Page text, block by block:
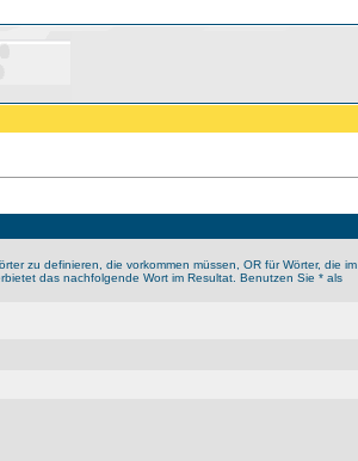
zu definieren, die vorkommen müssen, OR für Wörter, die im
das nachfolgende Wort im Resultat. Benutzen Sie * als